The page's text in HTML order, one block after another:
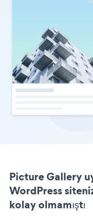
Picture Gallery
WordPress
kolay olmamıştı